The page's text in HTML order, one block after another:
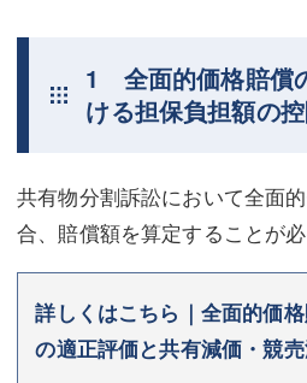
1 全面的価格賠償
ける担保負担額の
共有物分割訴訟において全面
合、賠償額を算定することが必
詳しくはこちら｜全面的価
の適正評価と共有減価・競